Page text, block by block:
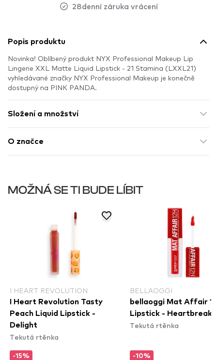
28denní záruka vrácení
Popis produktu
Novinka! Oblíbený produkt NYX Professional Makeup Lip
Lingerie XXL Matte Liquid Lipstick - 21 Stamina (LXXL21)
vyhledávané značky NYX Professional Makeup je konečně
dostupný na PINK PANDA.
Složení a množství
O značce
MOŽNÁ SE TI BUDE LÍBIT
I HEART REVOLUTION
I Heart Revolution Tasty
Peach Liquid Lipstick -
Delight
Tekutá rtěnka
-15%
BELLAOGGI
bellaoggi Mat Affair
Lipstick -
Tekutá rtěnka
-10%